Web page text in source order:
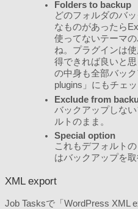
Folders to backup
どのフォルダのバ
なものがあったら
使ってないテーマ
ね。プラグインは
得できれば良いと
の中身も全部バッ
plugins」にもチェッ
Exclude from
バックアップしな
ルトのまま。
Special option
これもデフォルト
はバックアップを取
XML export
Job Tasksで「WordPress XML